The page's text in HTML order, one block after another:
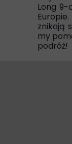
Long 9-
znikają
my
podróż!